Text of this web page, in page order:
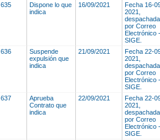
635
Dispone lo que
indica
16/09/2021
Fecha 16-
2021,
despachada
por Correo
Electrónico -
SIGE.
636
Suspende
expulsión que
indica
21/09/2021
Fecha 22-
2021,
despachada
por Correo
Electrónico -
SIGE.
637
Aprueba
Contrato que
indica
22/09/2021
Fecha 22-
2021,
despachada
por Correo
Electrónico -
SIGE.